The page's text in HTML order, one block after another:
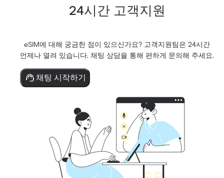
24시간 고객지원
eSIM에 대해 궁금한 점이 있으신가요? 고객지원팀은 24시간
언제나 열려 있습니다. 채팅 상담을 통해 편하게 문의해 주세요.
채팅 시작하기